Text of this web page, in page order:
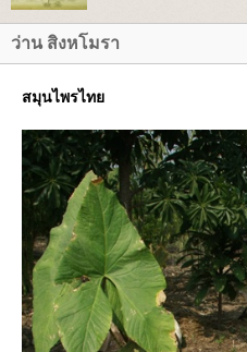
ว่าน สิงหโมรา
สมุนไพรไท